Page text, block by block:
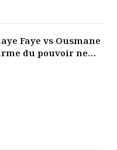
Faye vs Ousmane
du pouvoir ne
les liens de la